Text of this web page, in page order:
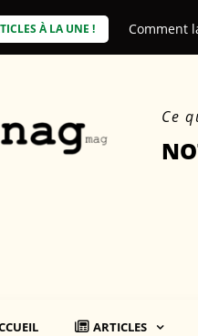
À LA UNE !
des produits Comment
Ce
ARTICLES